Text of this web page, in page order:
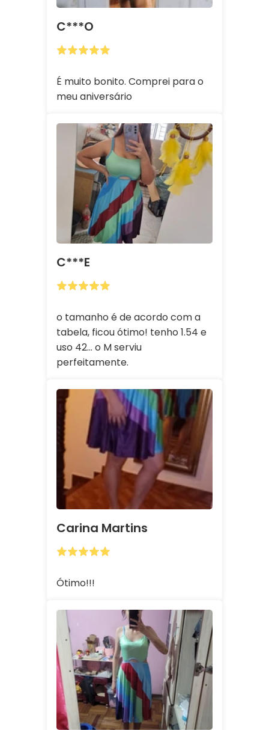
C***o
É muito bonito. Comprei para o
meu aniversário
C***e
o tamanho é de acordo com a
tabela, ficou ótimo! tenho 1.54 e
uso 42... o M serviu
perfeitamente.
Carina Martins
Ótimo!!!